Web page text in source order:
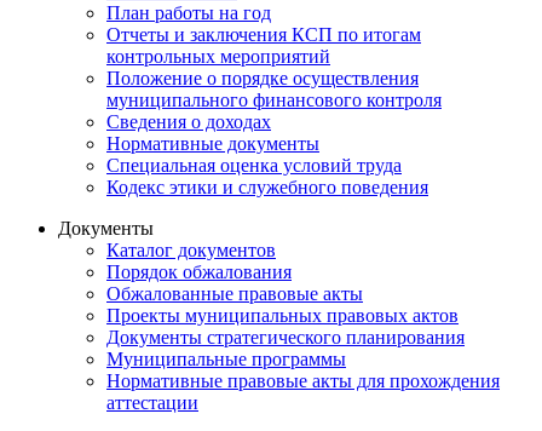
План работы на год
Отчеты и заключения КСП по итогам
контрольных мероприятий
Положение о порядке осуществления
муниципального финансового контроля
Сведения о доходах
Нормативные документы
Специальная оценка условий труда
Кодекс этики и служебного поведения
Документы
Каталог документов
Порядок обжалования
Обжалованные правовые акты
Проекты муниципальных правовых актов
Документы стратегического планирования
Муниципальные программы
Нормативные правовые акты для прохождения
аттестации